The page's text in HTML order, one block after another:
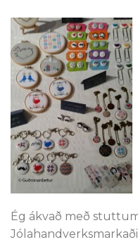
Ég ákvað með